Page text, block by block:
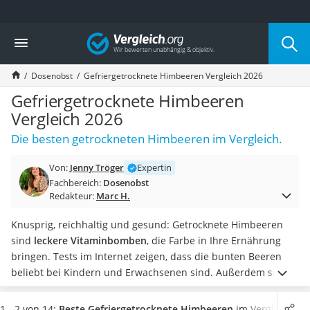
Die beliebtesten Vergleiche nach Kategorie
Lebensmittel
Schwarzkümmelöl
Knäckebrot
Schwarzkümmelöl-Kapseln
Manukahonig
Eiklar
Astronautenkost
Schwarzkümmelöl bio
Sardinen
Gemüsebrühe
Eiskaffee-Pulver
Irischer Whiskey
Grapefruitkernextrakt
Matcha-Set
Vergleich
Dosenobst Gefriergetrocknete Himbeeren Vergleich 2026
Gefriergetrocknete Himbeeren
Vergleich 2026
Die besten getrockneten Himbeeren im Vergleich.
Von: Jenny Tröger
Expertin
Fachbereich: Dosenobst
Redakteur: Marc H.
Knusprig, reichhaltig und gesund: Getrocknete Himbeeren
sind leckere Vitaminbomben, die Farbe in Ihre Ernährung
bringen. Tests im Internet zeigen, dass die bunten Beeren
beliebt bei Kindern und Erwachsenen sind. Außerdem sind
sie auch optisch ein Hingucker.Wählen Sie jetztfettarme
gefriergetrocknete Himbeeren aus unserer